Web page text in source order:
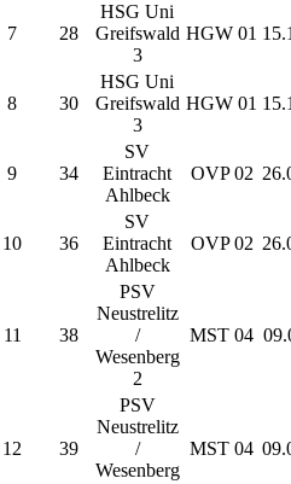
7 28
HSG Uni
Greifswald
3
HGW 01
8 30
HSG Uni
Greifswald
3
HGW 01
9 34
SV
Eintracht
Ahlbeck
OVP 02
10 36
SV
Eintracht
Ahlbeck
OVP 02
11 38
PSV
Neustrelitz
/
Wesenberg
2
MST 04
12 39
PSV
Neustrelitz
/
Wesenberg
MST 04